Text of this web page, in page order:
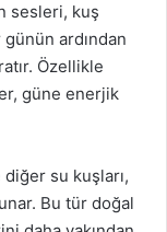
sesleri, kuş
günün ardından
Özellikle
güne enerjik
su kuşları,
Bu tür doğal